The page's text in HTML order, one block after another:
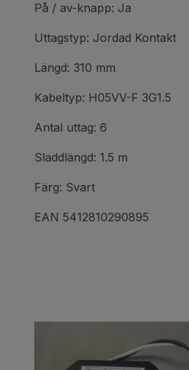
På / av-knapp: Ja
Uttagstyp: Jordad Kontakt
Längd: 310 mm
Kabeltyp: H05VV-F 3G1.5
Antal uttag: 6
Sladdlängd: 1.5 m
Färg: Svart
EAN 5412810290895